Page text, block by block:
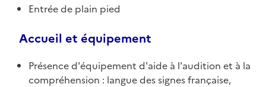
Entrée de plain pied
Accueil et équipement
Présence d'équipement d'aide à l'audition et à la
compréhension : langue des signes française,